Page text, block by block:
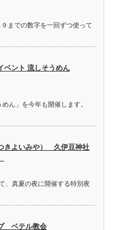
までの数字を一回ずつ使って
ベント 流しそうめん
ん」を今年も開催します。
きよいみや） 久伊豆神社
、真夏の夜に開催する特別夜
ベテル教会